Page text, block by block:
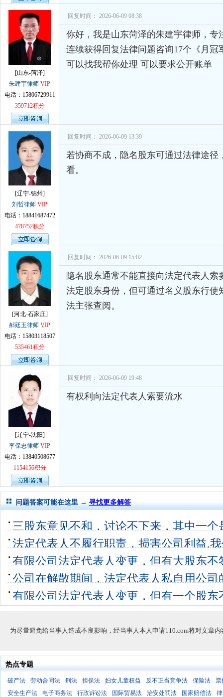
[山东-菏泽]
朱建宇律师 VIP
电话：15806729911
359712积分
回复时间： 2026-06-09 08:38
你好，我是山东菏泽的朱建宇律师，专
连续获得回复法律问题咨询17个《月冠
可以找我帮你处理 可以要求公开账单
[辽宁-锦州]
刘哲律师 VIP
电话：18841687472
478752积分
回复时间： 2026-06-09 13:39
若协商不成，隐名股东可通过法律途径
看。
[河北-石家庄]
郝廷玉律师 VIP
电话：15803118507
535461积分
回复时间： 2026-06-09 15:02
隐名股东通常不能直接向法定代表人
法定股东身份，但可通过名义股东行使
法主张查阅。
[辽宁-沈阳]
李保忠律师 VIP
电话：13840508677
1154156积分
回复时间： 2026-06-09 19:48
有权利向法定代表人索要流水
问题答案可能在这里 → 寻找更多解答
三股东意见不和，讨论不下来，其中一
的情况，法 2个回答 0
法定代表人不履行职责，损害公司利益,
49%的股东， 2个回答 20
有限公司法定代表人变更，但有大股东不
回答 0
公司在解散期间，法定代表人私自用公
无偿债责任 0个回答 0
有限公司法定代表人变更，但有一个股东
为尽量避免给当事人造成不良影响，经当事人本人申请110.com将对文章
热点专题
破产法 劳动合同法 刑法 担保法 妇女儿童权益 反不正当竞争法 保险法
票
安全生产法
电子商务法 行政诉讼法 国际贸易法 治安处罚法 国家赔偿法